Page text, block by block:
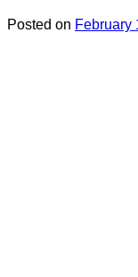
Posted on February